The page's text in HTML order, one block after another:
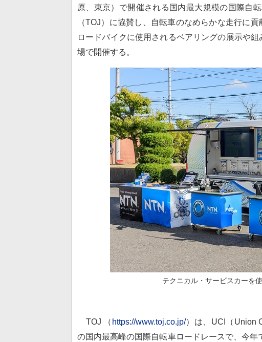
ク
原、東京）で開催される国内最大規模の国際自
（TOJ）に協賛し、自転車のなめらかな走行に
ロードバイクに使用されるベアリングの展示や
場で開催する。
テクニカル・サービスカーを
TOJ （ https://www.toj.co.jp/）は、UCI（Union
の国内最高峰の国際自転車ロードレースで、今